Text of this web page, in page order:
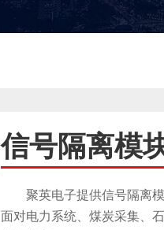
信号隔离模
聚英电子提供信号隔离
面对电力系统、煤炭采集、